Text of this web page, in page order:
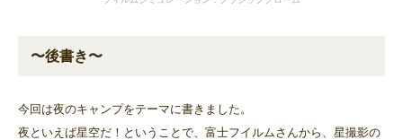
〜後書き〜
今回は夜のキャンプをテーマに書きました。
夜といえば星空だ！ということで、富士フイルムさんから、星撮影の